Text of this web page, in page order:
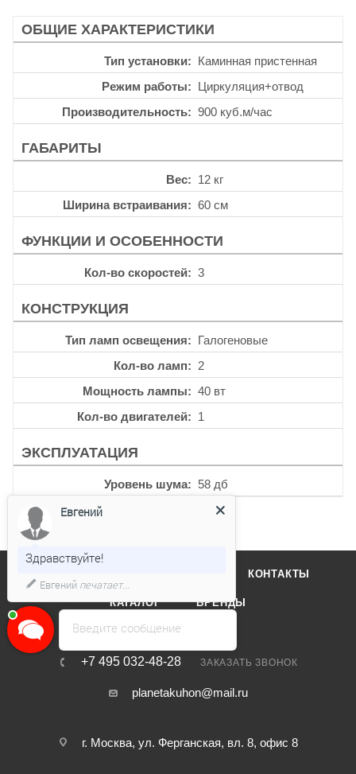
ОБЩИЕ ХАРАКТЕРИСТИКИ
Тип установки
Каминная пристенная
Режим работы
Циркуляция+отвод
Производительность
900 куб.м/час
ГАБАРИТЫ
Вес
12 кг
Ширина встраивания
60 см
ФУНКЦИИ И ОСОБЕННОСТИ
Кол-во скоростей 3
КОНСТРУКЦИЯ
Тип ламп освещения
Галогеновые
Кол-во ламп
2
Мощность лампы
40 вт
Кол-во двигателей
1
ЭКСПЛУАТАЦИЯ
Уровень шума 58 дб
КОНТАКТЫ
КАТАЛОГ БРЕНДЫ
+7 495 032-48-28 ЗАКАЗАТЬ ЗВОНОК
planetakuhon@mail.ru
г. Москва, ул. Ферганская, вл. 8, офис 8
Введите сообщение
Евгений
Здравствуйте!
Евгенийпечатает...